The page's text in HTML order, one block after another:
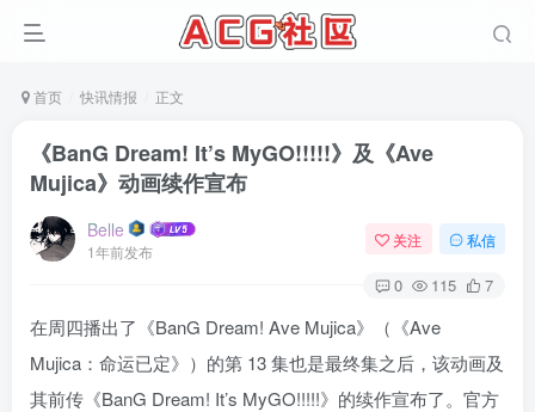
首页 快讯情报 正文
《BanG Dream! It’s MyGO!!!!!》及《Ave
Mujica》动画续作宣布
Belle
1年前发布
关注 私信
0 115 7
在周四播出了《BanG Dream! Ave Mujica》（《Ave
Mujica：命运已定》）的第 13 集也是最终集之后，该动画及
其前传《BanG Dream! It’s MyGO!!!!!》的续作宣布了。官方